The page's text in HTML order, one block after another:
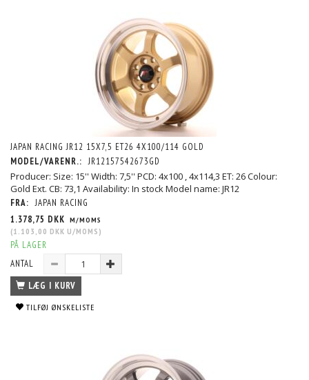
JAPAN RACING JR12 15X7,5 ET26 4X100/114 GOLD
MODEL/VARENR.: JR12157542673GD
Producer: Size: 15'' Width: 7,5'' PCD: 4x100 , 4x114,3 ET: 26 Colour:
Gold Ext. CB: 73,1 Availability: In stock Model name: JR12
FRA: JAPAN RACING
1.378,75 DKK M/MOMS
(1.103,00 DKK U/MOMS )
PÅ LAGER
ANTAL
LÆG I KURV
TILFØJ ØNSKELISTE